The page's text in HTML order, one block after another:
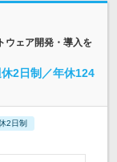
ウェア開発・導入を
2日制／年休124
2日制